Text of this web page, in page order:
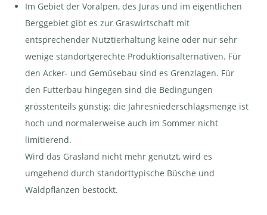
Im Gebiet der Voralpen, des Juras und im eigentlichen
Berggebiet gibt es zur Graswirtschaft mit
entsprechender Nutztierhaltung keine oder nur sehr
wenige standortgerechte Produktionsalternativen. Für
den Acker- und Gemüsebau sind es Grenzlagen. Für
den Futterbau hingegen sind die Bedingungen
grösstenteils günstig: die Jahresniederschlagsmenge ist
hoch und normalerweise auch im Sommer nicht
limitierend.
Wird das Grasland nicht mehr genutzt, wird es
umgehend durch standorttypische Büsche und
Waldpflanzen bestockt.